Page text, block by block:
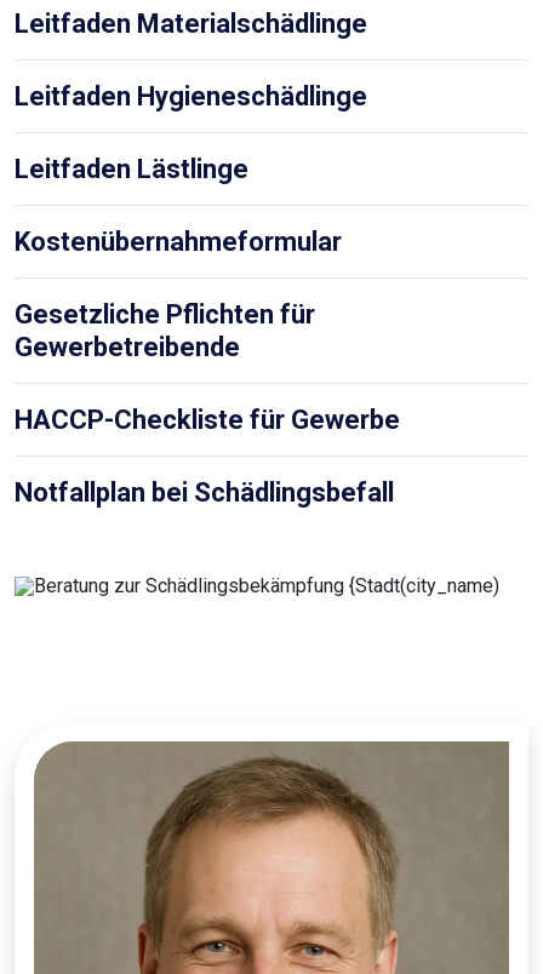
Leitfaden Materialschädlinge
Leitfaden Hygieneschädlinge
Leitfaden Lästlinge
Kostenübernahmeformular
Gesetzliche Pflichten für
Gewerbetreibende
HACCP-Checkliste für Gewerbe
Notfallplan bei Schädlingsbefall